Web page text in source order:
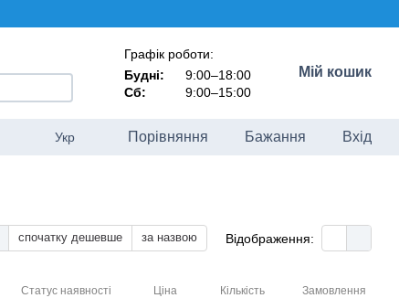
Графік роботи:
Будні:
9:00–18:00
Сб:
9:00–15:00
Мій кошик
Укр Порівняння Бажання Вхід
спочатку дешевше за назвою Відображення:
Статус наявності Ціна Кількість Замовлення